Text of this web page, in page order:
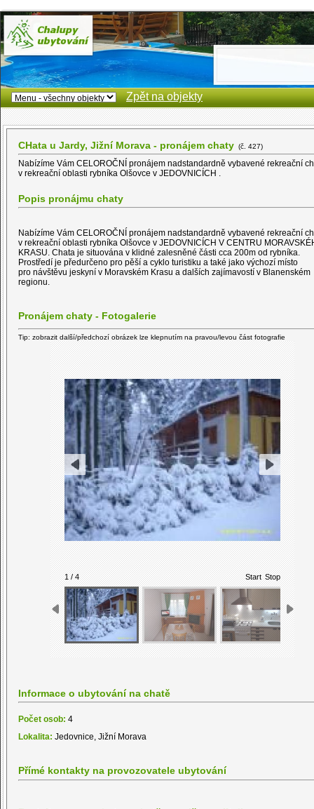
Zpět na objekty
CHata u Jardy, Jižní Morava - pronájem chaty (č. 427)
Nabízíme Vám CELOROČNÍ pronájem nadstandardně vybavené rekreační
v rekreační oblasti rybníka Olšovce v JEDOVNICÍCH .
Popis pronájmu chaty
Nabízíme Vám CELOROČNÍ pronájem nadstandardně vybavené rekreační
v rekreační oblasti rybníka Olšovce v JEDOVNICÍCH V CENTRU
KRASU. Chata je situována v klidné zalesněné části cca 200m od rybníka.
Prostředí je předurčeno pro pěší a cyklo turistiku a také jako výchozí místo
pro návštěvu jeskyní v Moravském Krasu a dalších zajímavostí v Blanenském
regionu.
Pronájem chaty - Fotogalerie
Tip: zobrazit další/předchozí obrázek lze klepnutím na pravou/levou část fotografie
1 / 4 Start Stop
Informace o ubytování na chatě
Počet osob: 4
Lokalita: Jedovnice, Jižní Morava
Přímé kontakty na provozovatele ubytování